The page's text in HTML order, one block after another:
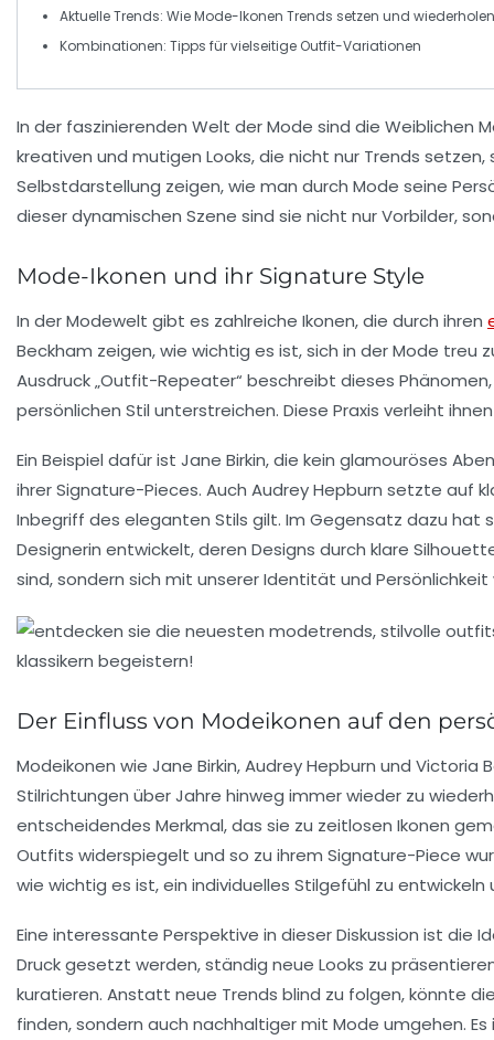
Aktuelle Trends: Wie Mode-Ikonen Trends setzen und wiederholen
Kombinationen: Tipps für vielseitige Outfit-Variationen
In der faszinierenden Welt derMode sind die Weiblichen
kreativen und mutigen Looks, die nicht nur Trends
Selbstdarstellung zeigen, wie man durch Mode seine
dieser dynamischen Szene sind sie nicht nur Vorbilder,
Mode-Ikonen und ihr Signature Style
In der Modewelt gibt es zahlreiche Ikonen, die durch ihren
Beckham zeigen, wie wichtig es ist, sich in der Mode treu
Ausdruck „Outfit-Repeater“ beschreibt dieses
persönlichen Stil unterstreichen. Diese Praxis verleiht
Ein Beispiel dafür ist Jane Birkin, die kein glamouröses
ihrerSignature-Pieces. Auch Audrey Hepburn setzte auf
Inbegriff des eleganten Stils gilt. Im Gegensatz dazu hat
Designerin entwickelt, deren Designs durch klare
sind, sondern sich mit unserer Identität und Persönlichkeit
Der Einfluss von Modeikonen auf den
Modeikonen wie Jane Birkin,Audrey Hepburn und Victoria
Stilrichtungen über Jahre hinweg immer wieder zu
entscheidendes Merkmal, das sie zu zeitlosen Ikonen
Outfits widerspiegelt und so zu ihrem Signature-Piece
wie wichtig es ist, ein individuelles Stilgefühl zu entwickeln
Eine interessante Perspektive in dieser Diskussion ist die
Druck gesetzt werden, ständig neue Looks zu
kuratieren. Anstatt neue Trends blind zu folgen, könnte
finden, sondern auch nachhaltiger mit Mode umgehen.